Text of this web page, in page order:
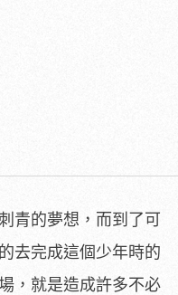
青的夢想，而到了可
去完成這個少年時的
，就是造成許多不必